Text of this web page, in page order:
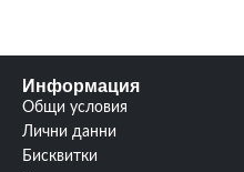
Информация
Общи условия
Лични данни
Бисквитки